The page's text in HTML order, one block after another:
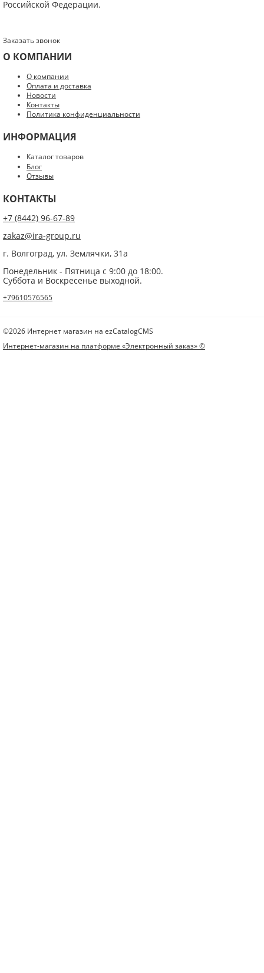
Введите код с картинки:
Я даю согласие на обработку моих персональных данных
Нажатием на кнопку «Опубликовать» я даю свое согласие на обработку
персональных данных в соответствии с
Российской Федерации.
Заказать звонок
О КОМПАНИИ
О компании
Оплата и доставка
Новости
Контакты
Политика конфиденциальности
ИНФОРМАЦИЯ
Каталог товаров
Блог
Отзывы
КОНТАКТЫ
+7 (8442) 96-67-89
zakaz@ira-group.ru
г. Волгоград, ул. Землячки, 31а
Понедельник - Пятница с 9:00 до 18:00.
Суббота и Воскресенье выходной.
+79610576565
©2026 Интернет магазин на ezCatalogCMS
Интернет-магазин на платформе «Электронный заказ» ©